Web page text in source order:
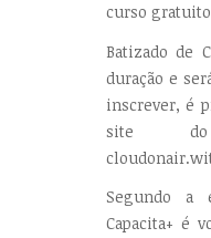
curso
Batizado de
duração e
inscrever, é
site
Segundo a
Capacita+ é